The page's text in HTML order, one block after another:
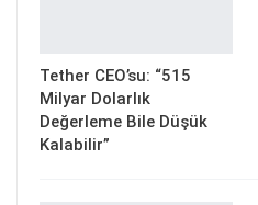
Tether CEO’su: “515
Milyar Dolarlık
Değerleme Bile Düşük
Kalabilir”